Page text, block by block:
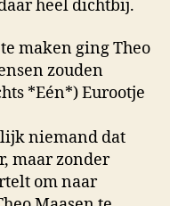
heel dichtbij.
maken ging Theo
zouden
*Eén*) Eurootje
niemand dat
maar zonder
om naar